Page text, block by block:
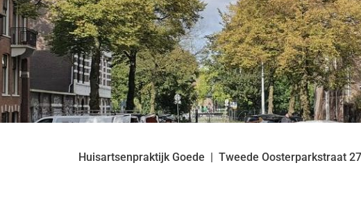
Huisartsenpraktijk Goede Tweede Oosterparkstraat